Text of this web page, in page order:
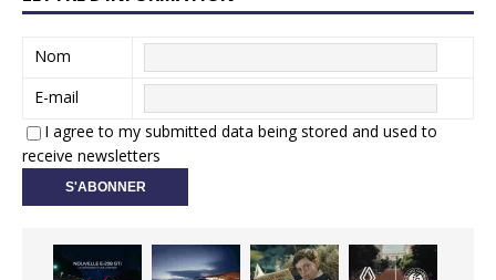
Nom
E-mail
I agree to my submitted data being stored and used to
receive newsletters